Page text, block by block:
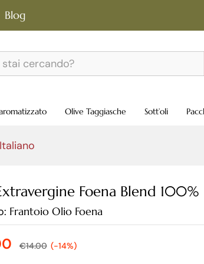
Blog
Olive Taggiasche Sott’oli
Foena Blend
Frantoio Olio Foena
€14.00 (-14%)